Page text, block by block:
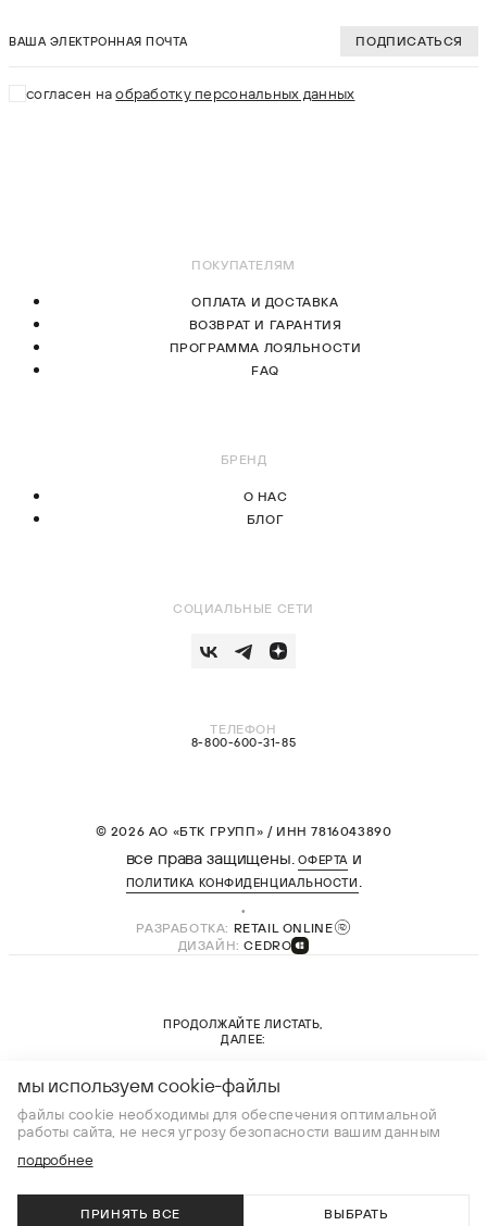
ПОДПИСАТЬСЯ
согласен наобработку персональных данных
СОЦИАЛЬНЫЕ СЕТИ
ТЕЛЕФОН
8-800-600-31-85
ПОКУПАТЕЛЯМ
ОПЛАТА И ДОСТАВКА
ВОЗВРАТ И ГАРАНТИЯ
ПРОГРАММА ЛОЯЛЬНОСТИ
FAQ
БРЕНД
О НАС
БЛОГ
© 2026 АО «БТК ГРУПП» / ИНН 7816043890
все права защищены.ОФЕРТАи
ПОЛИТИКА КОНФИДЕНЦИАЛЬНОСТИ .
РАЗРАБОТКА: RETAIL ONLINE
ДИЗАЙН:CEDRO
ПРОДОЛЖАЙТЕ ЛИСТАТЬ,
ДАЛЕЕ:
новая коллекция
мы используем cookie-файлы
файлы cookie необходимы для обеспечения оптимальной
работы сайта, не неся угрозу безопасности вашим данным
подробнее
ПРИНЯТЬ ВСЕ ВЫБРАТЬ